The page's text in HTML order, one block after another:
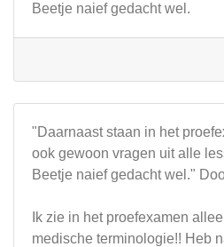
Beetje naief gedacht wel.
"Daarnaast staan in het
ook gewoon vragen uit alle
Beetje naief gedacht wel."
Ik zie in het proefexamen
medische terminologie!! Heb